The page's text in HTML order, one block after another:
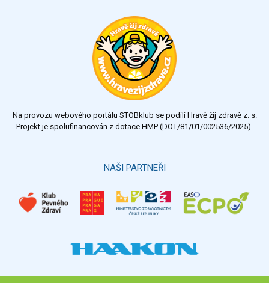
Výsledky Všechny ankety
Na provozu webového portálu STOBklub se podílí Hravě žij zdravě z. s.
Projekt je spolufinancován z dotace HMP (DOT/81/01/002536/2025).
NAŠI PARTNEŘI